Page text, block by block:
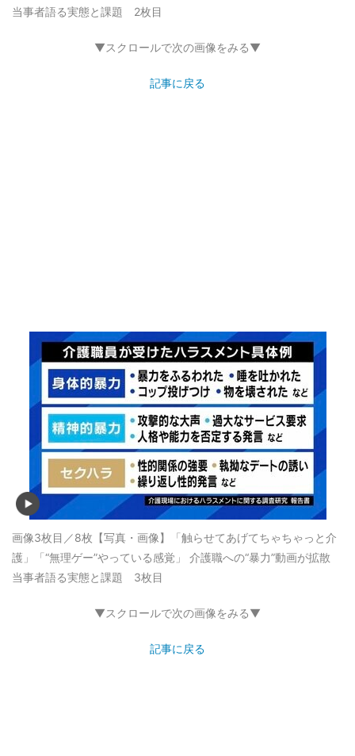
当事者語る実態と課題 2枚目
▼スクロールで次の画像をみる▼
記事に戻る
画像3枚目／8枚 【写真・画像】「触らせてあげてちゃちゃっと介
護」「“無理ゲー”やっている感覚」 介護職への“暴力”動画が拡散
当事者語る実態と課題 3枚目
▼スクロールで次の画像をみる▼
記事に戻る